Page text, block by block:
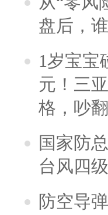
盘后，
1岁宝宝
元！三
格，吵
国家防
台风四
防空导